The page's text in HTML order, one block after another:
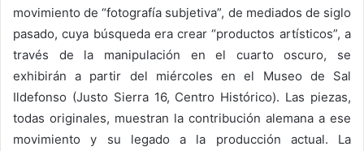
movimiento de “fotografía subjetiva”, de mediados de siglo
pasado, cuya búsqueda era crear “productos artísticos”, a
través de la manipulación en el cuarto oscuro, se
exhibirán a partir del miércoles en el Museo de Sal
Ildefonso (Justo Sierra 16, Centro Histórico). Las piezas,
todas originales, muestran la contribución alemana a ese
movimiento y su legado a la producción actual. La